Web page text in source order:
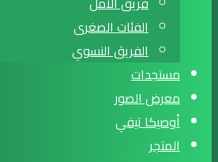
الفئات الصغرى
الفريق النسوي
مستجدات
معرض الصور
أوصيكا تيفي
المتجر